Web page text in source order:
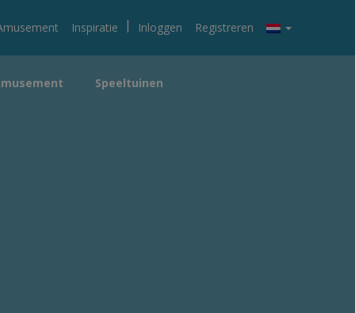
Inspiratie | Inloggen Registreren
Speeltuinen